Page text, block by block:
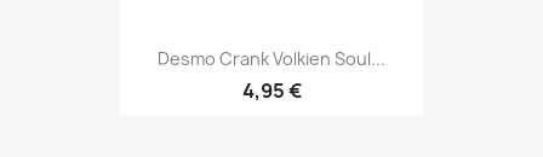
Desmo Crank Volkien Soul...
4,95 €